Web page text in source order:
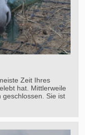
Zeit Ihres
hat. Mittlerweile
geschlossen. Sie ist